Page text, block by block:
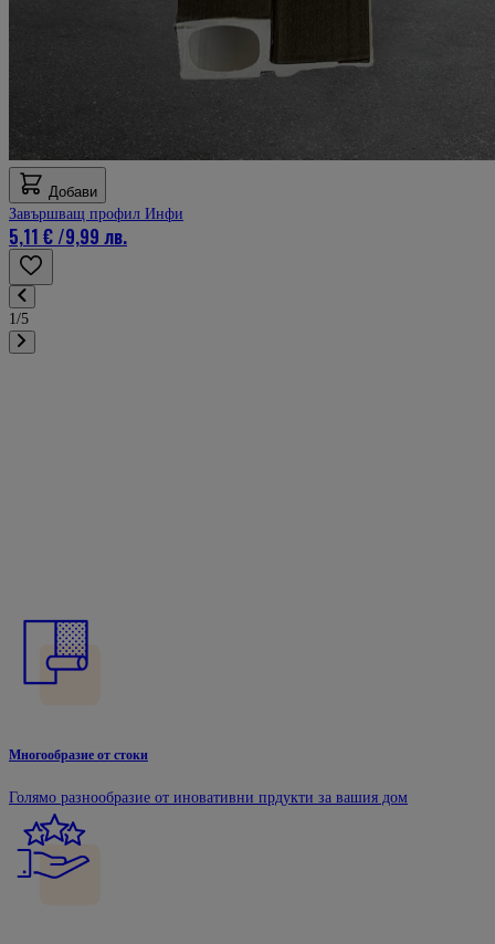
Добави
Завършващ профил Инфи
5,11 €/9,99 лв.
1/5
Многообразие от стоки
Голямо разнообразие от иновативни прдукти за вашия дом